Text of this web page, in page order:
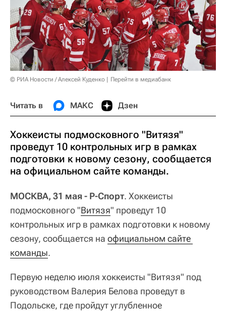
© РИА Новости / Алексей Куденко Перейти в медиабанк
Читать в МАКС Дзен
Хоккеисты подмосковного "Витязя"
проведут 10 контрольных игр в рамках
подготовки к новому сезону, сообщается
на официальном сайте команды.
МОСКВА, 31 мая - Р-Спорт. Хоккеисты
подмосковного "Витязя" проведут 10
контрольных игр в рамках подготовки к новому
сезону, сообщается на официальном сайте
команды.
Первую неделю июля хоккеисты "Витязя" под
руководством Валерия Белова проведут в
Подольске, где пройдут углубленное